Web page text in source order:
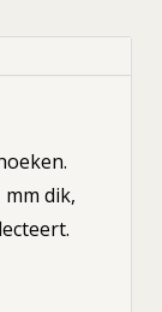
dik,